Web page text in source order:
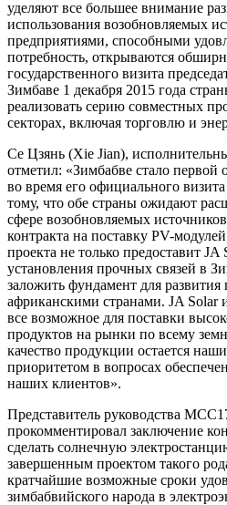
уделяют все большее внимание
использования возобновляемых
предприятиями, способными
потребность, открываются
государственного визита
Зимбаве 1 декабря 2015 года
реализовать серию совместных
секторах, включая торговлю и
Се Цзянь (Xie Jian),
отметил: «Зимбабве стало первой
во время его официального
тому, что обе страны ожидают
сфере возобновляемых
контракта на поставку PV-
проекта не только предоставит
установления прочных связей в
заложить фундамент для развития
африканскими странами. JA Solar
все возможное для поставки
продуктов на рынки по всему
качество продукции остается
приоритетом в вопросах
наших клиентов».
Представитель руководства
прокомментировал заключение
сделать солнечную
завершенным проектом такого
кратчайшие возможные сроки
зимбабвийского народа в